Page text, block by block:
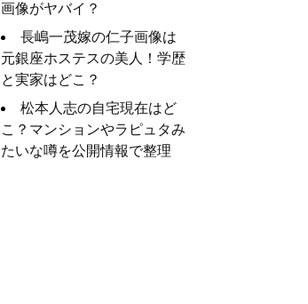
画像がヤバイ？
長嶋一茂嫁の仁子画像は
元銀座ホステスの美人！学歴
と実家はどこ？
松本人志の自宅現在はど
こ？マンションやラピュタみ
たいな噂を公開情報で整理